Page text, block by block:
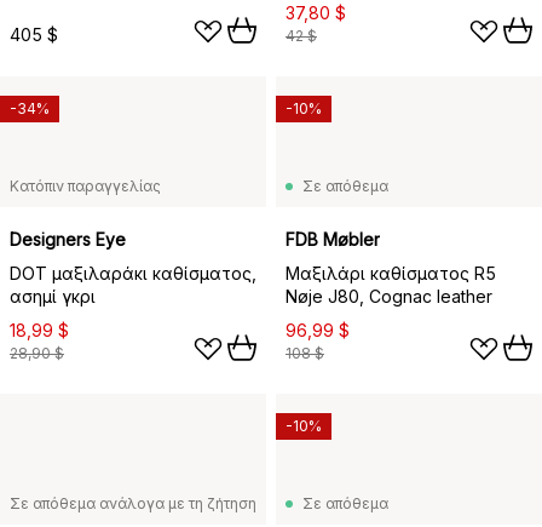
405 $
37,80 $
42 $
Κατόπιν παραγγελίας
Designers Eye
DOT μαξιλαράκι καθίσματος,
ασημί γκρι
18,99 $
28,90 $
-34%
Σε απόθεμα
FDB Møbler
Μαξιλάρι καθίσματος R5
Nøje J80, Cognac leather
96,99 $
108 $
-10%
Σε απόθεμα ανάλογα με τη ζήτηση Σε απόθεμα
-10%